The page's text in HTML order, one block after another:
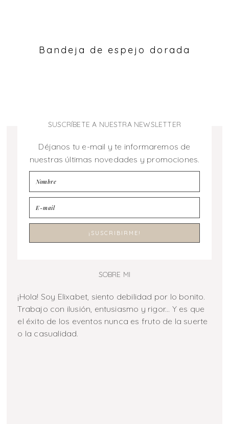
Bandeja de espejo dorada
SUSCRÍBETE A NUESTRA NEWSLETTER
Déjanos tu e-mail y te informaremos de
nuestras últimas novedades y promociones.
SOBRE MI
¡Hola! Soy Elixabet, siento debilidad por lo bonito.
Trabajo con ilusión, entusiasmo y rigor... Y es que
el éxito de los eventos nunca es fruto de la suerte
o la casualidad.